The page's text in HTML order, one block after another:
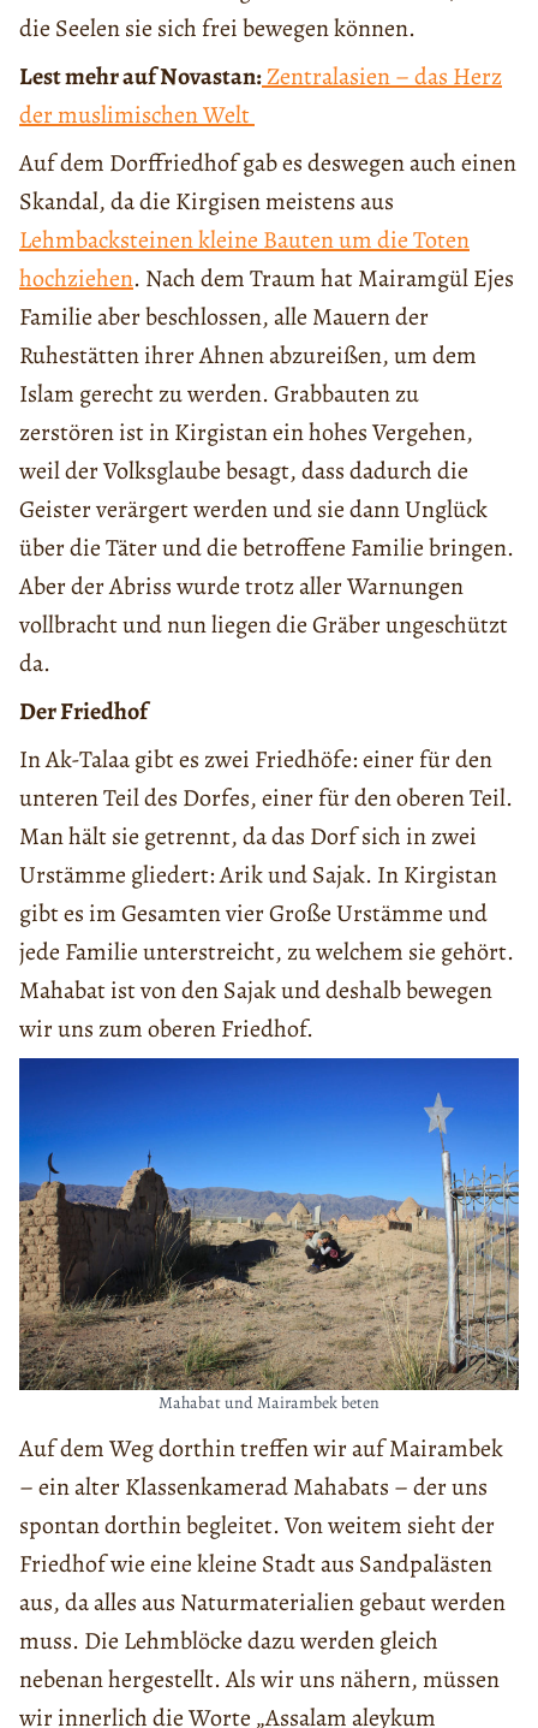
die Seelen sie sich frei bewegen können.
Lest mehr auf Novastan:Zentralasien – das Herz
der muslimischen Welt
Auf dem Dorffriedhof gab es deswegen auch einen
Skandal, da die Kirgisen meistens aus
Lehmbacksteinen kleine Bauten um die Toten
hochziehen. Nach dem Traum hat Mairamgül Ejes
Familie aber beschlossen, alle Mauern der
Ruhestätten ihrer Ahnen abzureißen, um dem
Islam gerecht zu werden. Grabbauten zu
zerstören ist in Kirgistan ein hohes Vergehen,
weil der Volksglaube besagt, dass dadurch die
Geister verärgert werden und sie dann Unglück
über die Täter und die betroffene Familie bringen.
Aber der Abriss wurde trotz aller Warnungen
vollbracht und nun liegen die Gräber ungeschützt
da.
Der Friedhof
In Ak-Talaa gibt es zwei Friedhöfe: einer für den
unteren Teil des Dorfes, einer für den oberen Teil.
Man hält sie getrennt, da das Dorf sich in zwei
Urstämme gliedert: Arik und Sajak. In Kirgistan
gibt es im Gesamten vier Große Urstämme und
jede Familie unterstreicht, zu welchem sie gehört.
Mahabat ist von den Sajak und deshalb bewegen
wir uns zum oberen Friedhof.
Mahabat und Mairambek beten
Auf dem Weg dorthin treffen wir auf Mairambek
– ein alter Klassenkamerad Mahabats – der uns
spontan dorthin begleitet. Von weitem sieht der
Friedhof wie eine kleine Stadt aus Sandpalästen
aus, da alles aus Naturmaterialien gebaut werden
muss. Die Lehmblöcke dazu werden gleich
nebenan hergestellt. Als wir uns nähern, müssen
wir innerlich die Worte „Assalam aleykum